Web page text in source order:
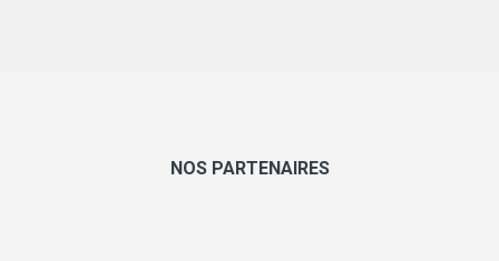
NOS PARTENAIRES